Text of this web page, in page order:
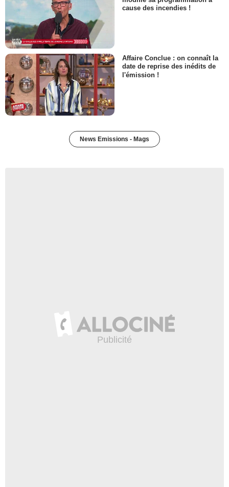
cause des incendies !
Affaire Conclue : on connaît la
date de reprise des inédits de
l'émission !
News Emissions - Mags